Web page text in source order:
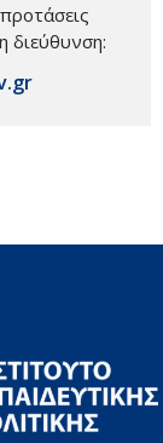
διεύθυνση: